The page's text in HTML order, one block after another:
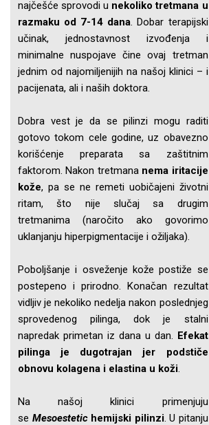
najčešće sprovodi u nekoliko tretmana u
razmaku od 7-14 dana. Dobar terapijski
učinak, jednostavnost izvođenja i
minimalne nuspojave čine ovaj tretman
jednim od najomiljenijih na našoj klinici – i
pacijenata, ali i naših doktora.
Dobra vest je da se pilinzi mogu raditi
gotovo tokom cele godine, uz obavezno
korišćenje preparata sa zaštitnim
faktorom. Nakon tretmana nema iritacije
kože, pa se ne remeti uobičajeni životni
ritam, što nije slučaj sa drugim
tretmanima (naročito ako govorimo
uklanjanju hiperpigmentacije i ožiljaka).
Poboljšanje i osveženje kože postiže se
postepeno i prirodno. Konačan rezultat
vidljiv je nekoliko nedelja nakon poslednjeg
sprovedenog pilinga, dok je stalni
napredak primetan iz dana u dan. Efekat
pilinga je dugotrajan jer podstiče
obnovu kolagena i elastina u koži.
Na našoj klinici primenjuju
se Mesoestetic hemijski pilinzi. U pitanju